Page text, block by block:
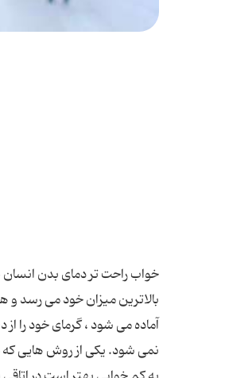
بالاترین میزان خود می رسد
آماده می شود ، گرمای خود را
نمی شود. یکی از روش هایی که